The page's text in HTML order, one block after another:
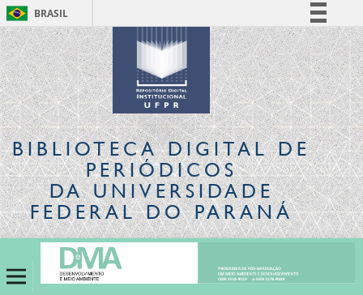
BRASIL
Simplifique!
Comunica BR
Participe
Acesso à informação
Legislação
Canais
BIBLIOTECA DIGITALDE
PERIÓDICOS
DA UNIVERSIDADE
FEDERAL DO PARANÁ